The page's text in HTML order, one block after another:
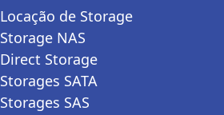
Locação de Storage
Storage NAS
Direct Storage
Storages SATA
Storages SAS